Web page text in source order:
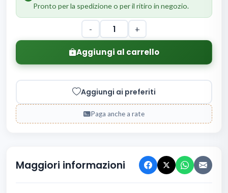
Pronto per la spedizione o per il ritiro in negozio.
- +
Aggiungi al carrello
Aggiungi ai preferiti
Paga anche a rate
Maggiori informazioni